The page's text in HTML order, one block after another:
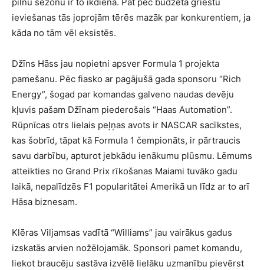
pilnu sezonu ir to ikdiena. Pat pēc budžeta griestu
ieviešanas tās joprojām tērēs mazāk par konkurentiem, ja
kāda no tām vēl eksistēs.
Džīns Hāss jau nopietni apsver Formula 1 projekta
pamešanu. Pēc fiasko ar pagājušā gada sponsoru “Rich
Energy”, šogad par komandas galveno naudas devēju
kļuvis pašam Džīnam piederošais “Haas Automation”.
Rūpnīcas otrs lielais peļņas avots ir NASCAR sacīkstes,
kas šobrīd, tāpat kā Formula 1 čempionāts, ir pārtraucis
savu darbību, apturot jebkādu ienākumu plūsmu. Lēmums
atteikties no Grand Prix rīkošanas Maiami tuvāko gadu
laikā, nepalīdzēs F1 popularitātei Amerikā un līdz ar to arī
Hāsa biznesam.
Klēras Viljamsas vadītā “Williams” jau vairākus gadus
izskatās arvien nožēlojamāk. Sponsori pamet komandu,
liekot braucēju sastāva izvēlē lielāku uzmanību pievērst